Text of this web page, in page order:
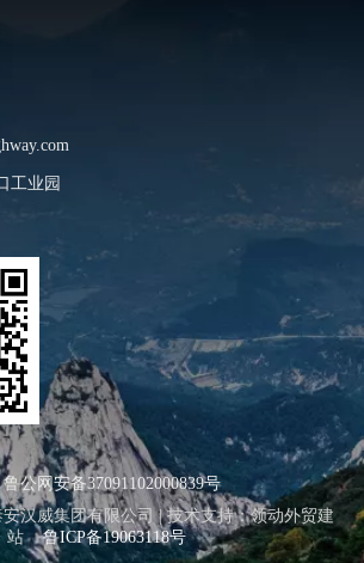
工业园
鲁公网安备37091102000839号
汉威集团有限公司 |技术支持：领动外贸建
站
鲁ICP备19063118号